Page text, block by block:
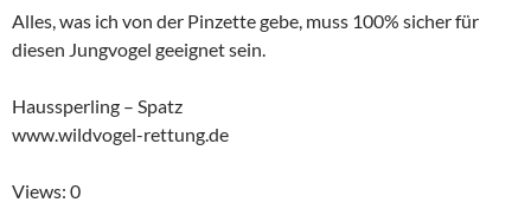
Alles, was ich von der Pinzette gebe, muss 100% sicher für
diesen Jungvogel geeignet sein.
Haussperling – Spatz
www.wildvogel-rettung.de
Views: 0